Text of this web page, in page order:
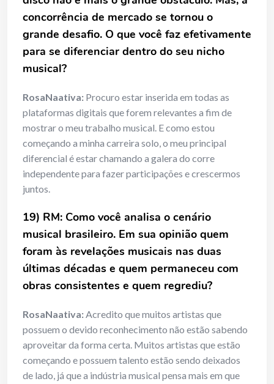
concorrência de mercado se tornou o
grande desafio. O que você faz efetivamente
para se diferenciar dentro do seu nicho
musical?
RosaNaativa: Procuro estar inserida em todas as
plataformas digitais que forem relevantes a fim de
mostrar o meu trabalho musical. E como estou
começando a minha carreira solo, o meu principal
diferencial é estar chamando a galera do corre
independente para fazer participações e crescermos
juntos.
19) RM: Como você analisa o cenário
musical brasileiro. Em sua opinião quem
foram às revelações musicais nas duas
últimas décadas e quem permaneceu com
obras consistentes e quem regrediu?
RosaNaativa:Acredito que muitos artistas que
possuem o devido reconhecimento não estão sabendo
aproveitar da forma certa. Muitos artistas que estão
começando e possuem talento estão sendo deixados
de lado, já que a indústria musical pensa mais em que